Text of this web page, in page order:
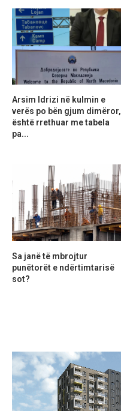
Arsim Idrizi në kulmin e
verës po bën gjum dimëror,
është rrethuar me tabela
pa...
Sa janë të mbrojtur
punëtorët e ndërtimtarisë
sot?